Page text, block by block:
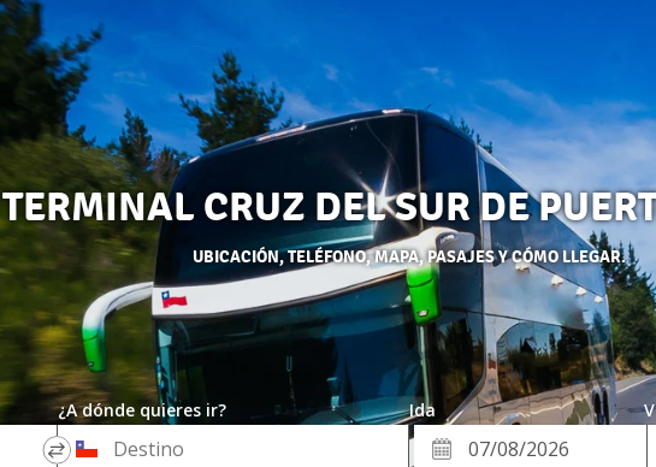
TERMINAL CRUZ DEL SUR DE
UBICACIÓN, TELÉFONO, MAPA, PASAJES Y CÓMO LLEGAR.
¿A dónde quieres ir? Ida
*
Destino
*